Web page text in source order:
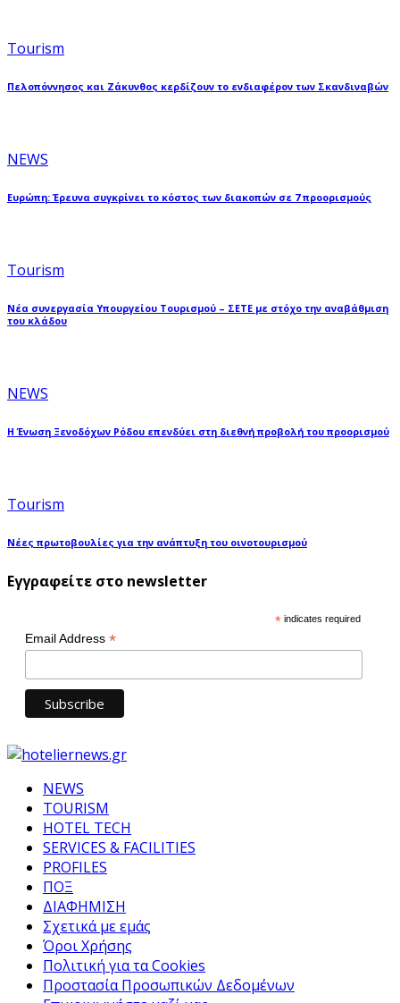
Tourism
Πελοπόννησος και Ζάκυνθος κερδίζουν το ενδιαφέρον των Σκανδιναβών
NEWS
Ευρώπη: Έρευνα συγκρίνει το κόστος των διακοπών σε 7 προορισμούς
Tourism
Νέα συνεργασία Υπουργείου Τουρισμού – ΣΕΤΕ με στόχο την αναβάθμιση
του κλάδου
NEWS
Η Ένωση Ξενοδόχων Ρόδου επενδύει στη διεθνή προβολή του προορισμού
Tourism
Νέες πρωτοβουλίες για την ανάπτυξη του οινοτουρισμού
Εγγραφείτε στο newsletter
* indicates required
Email Address *
NEWS
TOURISM
HOTEL TECH
SERVICES & FACILITIES
PROFILES
ΠΟΞ
ΔΙΑΦΗΜΙΣΗ
Σχετικά με εμάς
Όροι Χρήσης
Πολιτική για τα Cookies
Προστασία Προσωπικών Δεδομένων